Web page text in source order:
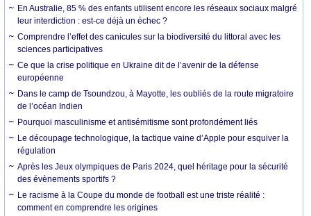
En Australie, 85 % des enfants utilisent encore les réseaux sociaux malgré
leur interdiction : est-ce déjà un échec ?
Comprendre l’effet des canicules sur la biodiversité du littoral avec les
sciences participatives
Ce que la crise politique en Ukraine dit de l’avenir de la défense
européenne
Dans le camp de Tsoundzou, à Mayotte, les oubliés de la route migratoire
de l’océan Indien
Pourquoi masculinisme et antisémitisme sont profondément liés
Le découpage technologique, la tactique vaine d’Apple pour esquiver la
régulation
Après les Jeux olympiques de Paris 2024, quel héritage pour la sécurité
des évènements sportifs ?
Le racisme à la Coupe du monde de football est une triste réalité :
comment en comprendre les origines